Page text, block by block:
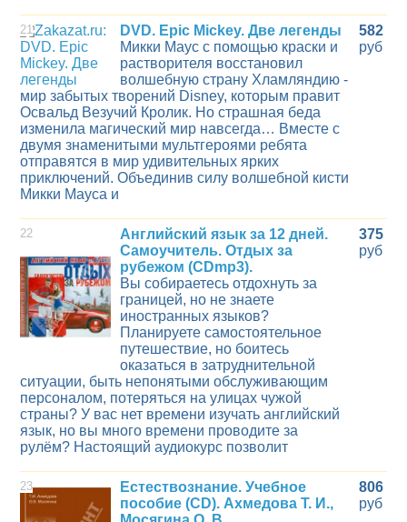
21
DVD. Epic Mickey. Две легенды
Микки Маус с помощью краски и
растворителя восстановил
волшебную страну Хламляндию -
мир забытых творений Disney, которым правит
Освальд Везучий Кролик. Но страшная беда
изменила магический мир навсегда… Вместе с
двумя знаменитыми мультгероями ребята
отправятся в мир удивительных ярких
приключений. Объединив силу волшебной кисти
Микки Мауса и
582
руб
22
Английский язык за 12 дней.
Самоучитель. Отдых за
рубежом (CDmp3).
Вы собираетесь отдохнуть за
границей, но не знаете
иностранных языков?
Планируете самостоятельное
путешествие, но боитесь
оказаться в затруднительной
ситуации, быть непонятыми обслуживающим
персоналом, потеряться на улицах чужой
страны? У вас нет времени изучать английский
язык, но вы много времени проводите за
рулём? Настоящий аудиокурс позволит
375
руб
23
Естествознание. Учебное
пособие (CD). Ахмедова Т. И.,
806
руб